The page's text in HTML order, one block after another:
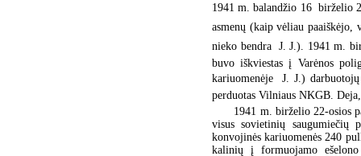
1941 m. balandžio 16 
asmenų (kaip vėliau paaiškėjo,
nieko bendra  J. J.). 1941 m.
buvo iškviestas į Varėnos
kariuomenėje  J. J.)
perduotas Vilniaus NKGB.
1941 m. birželio 22-osios
visus sovietinių saugumiečių
konvojinės kariuomenės 240
kalinių į formuojamo